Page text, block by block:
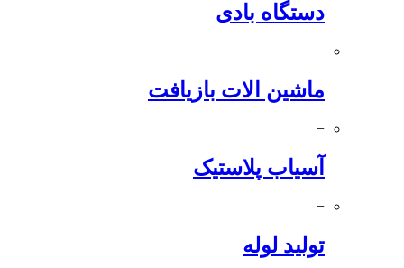
دستگاه بادی
−
ماشین الات بازیافت
−
آسیاب پلاستیک
−
تولید لوله